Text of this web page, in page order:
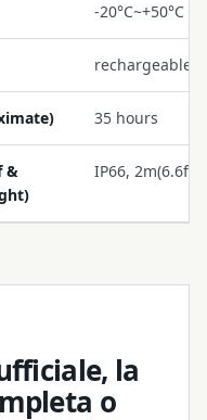
-20°C~+50°C (-
rechargeable
35 hours
&
IP66, 2m(6.6ft)
la
o